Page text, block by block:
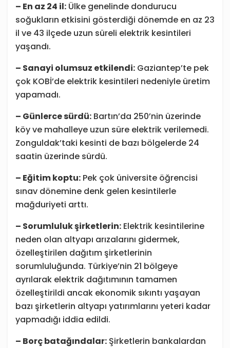
– En az 24 il: Ülke genelinde dondurucu
soğukların etkisini gösterdiği dönemde en az 23
il ve 43 ilçede uzun süreli elektrik kesintileri
yaşandı.
– Sanayi olumsuz etkilendi: Gaziantep’te pek
çok KOBİ’de elektrik kesintileri nedeniyle üretim
yapamadı.
– Günlerce sürdü: Bartın’da 250’nin üzerinde
köy ve mahalleye uzun süre elektrik verilemedi.
Zonguldak’taki kesinti de bazı bölgelerde 24
saatin üzerinde sürdü.
– Eğitim koptu: Pek çok üniversite öğrencisi
sınav dönemine denk gelen kesintilerle
mağduriyeti arttı.
– Sorumluluk şirketlerin: Elektrik kesintilerine
neden olan altyapı arızalarını gidermek,
özelleştirilen dağıtım şirketlerinin
sorumluluğunda. Türkiye’nin 21 bölgeye
ayrılarak elektrik dağıtımının tamamen
özelleştirildi ancak ekonomik sıkıntı yaşayan
bazı şirketlerin altyapı yatırımlarını yeteri kadar
yapmadığı iddia edildi.
– Borç batağındalar: Şirketlerin bankalardan